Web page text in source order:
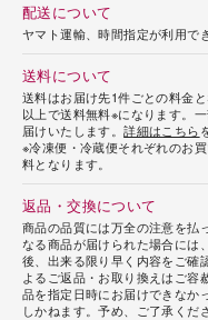
配送について
ヤマト運輸、時間指定が利用で
送料について
送料はお届け先1件ごとの料金
以上で送料無料※になります。
届けいたします。詳細はこちら
※冷凍便・冷蔵便それぞれのお
料となります。
返品・交換について
商品の品質には万全の注意を払
なる商品が届けられた場合には
後、出来る限り早く内容をご確
よるご返品・お取り換えはご容
品を指定日時にお届けできなか
しかねます。予め、ご了承くださ